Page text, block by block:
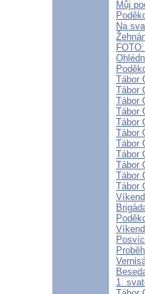
Můj
Na
Tábor
Tábor
Tábor
Tábor
Tábor
Tábor
Tábor
Tábor
Tábor
Tábor
Tábor
1.